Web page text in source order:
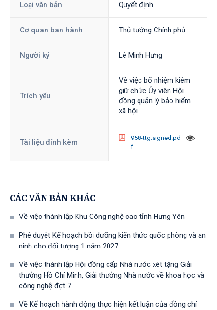
Loại văn bản Quyết định
Cơ quan ban hành Thủ tướng Chính phủ
Người ký Lê Minh Hưng
Trích yếu
Về việc bổ nhiệm kiêm
giữ chức Ủy viên Hội
đồng quản lý bảo hiếm
xã hội
Tài liệu đính kèm
958-ttg.signed.pd
f
CÁC VĂN BẢN KHÁC
Về việc thành lập Khu Công nghệ cao tỉnh Hưng Yên
Phê duyệt Kế hoạch bồi dưỡng kiến thức quốc phòng và an
ninh cho đối tượng 1 năm 2027
Về việc thành lập Hội đồng cấp Nhà nước xét tặng Giải
thưởng Hồ Chí Minh, Giải thưởng Nhà nước về khoa học và
công nghệ đợt 7
Về Kế hoạch hành động thực hiện kết luận của đồng chí